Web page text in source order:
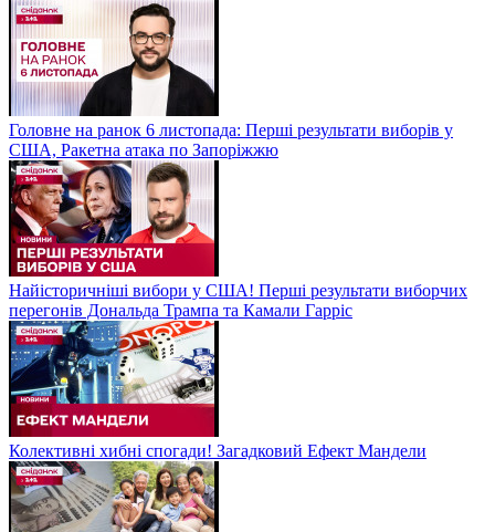
Головне на ранок 6 листопада: Перші результати виборів у
США, Ракетна атака по Запоріжжю
Найісторичніші вибори у США! Перші результати виборчих
перегонів Дональда Трампа та Камали Гарріс
Колективні хибні спогади! Загадковий Ефект Мандели